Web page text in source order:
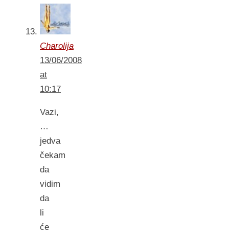
Charolija
13/06/2008
at
10:17
Vazi,
…
jedva
čekam
da
vidim
da
li
će